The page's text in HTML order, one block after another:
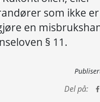
som ikke
en
§ 11.
Del på: